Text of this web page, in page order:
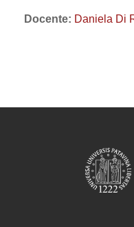
Docente: Daniela Di